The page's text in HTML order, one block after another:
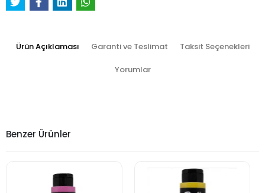
Ürün Açıklaması Garanti ve Teslimat Taksit Seçenekleri
Yorumlar
Benzer Ürünler